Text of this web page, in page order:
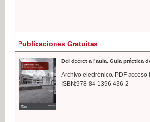
Publicaciones Gratuitas
Del decret a l'aula. Guia práctica
Archivo electrónico. PDF acceso
ISBN:978-84-1396-436-2